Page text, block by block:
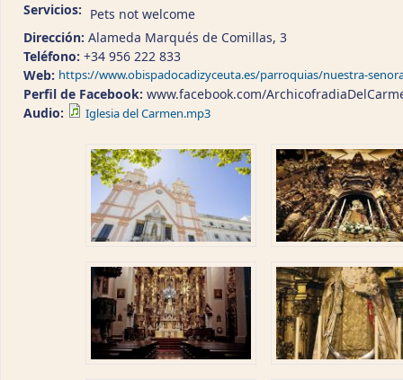
Servicios: Pets not welcome
Dirección: Alameda Marqués de Comillas, 3
Teléfono: +34 956 222 833
Web: https://www.obispadocadizyceuta.es/parroquias/nuestra-
Perfil de Facebook: www.facebook.com/
Audio:
Iglesia del Carmen.mp3